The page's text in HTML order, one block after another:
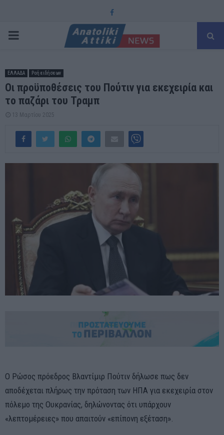
Facebook
PRIMARY
ΕΛΛΑΔΑ Ροή ειδήσεων
Οι προϋποθέσεις του Πούτιν για εκεχειρία και
το παζάρι του Τραμπ
13 Μαρτίου 2025
Ο Ρώσος πρόεδρος Βλαντίμιρ Πούτιν δήλωσε πως δεν
αποδέχεται πλήρως την πρόταση των ΗΠΑ για εκεχειρία στον
πόλεμο της Ουκρανίας, δηλώνοντας ότι υπάρχουν
«λεπτομέρειες» που απαιτούν «επίπονη εξέταση».